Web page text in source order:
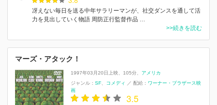
冴えない毎日を送る中年サラリーマンが、社交ダンスを通して活
力を見出していく物語 周防正行監督作品 …
>>続きを読む
マーズ・アタック！
1997年03月20日上映 105分
アメリカ
ジャンル： SF コメディ ／ 配給： ワーナー・ブラザース映
画
3.5